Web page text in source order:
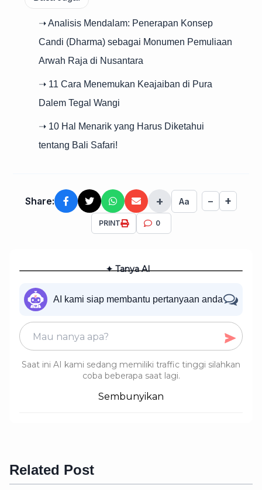
➝ Analisis Mendalam: Penerapan Konsep
Candi (Dharma) sebagai Monumen Pemuliaan
Arwah Raja di Nusantara
➝ 11 Cara Menemukan Keajaiban di Pura
Dalem Tegal Wangi
➝ 10 Hal Menarik yang Harus Diketahui
tentang Bali Safari!
Share: + Aa − +
PRINT 0
✦ Tanya AI
AI kami siap membantu pertanyaan anda
Saat ini AI kami sedang memiliki traffic tinggi silahkan
coba beberapa saat lagi.
Sembunyikan
Related Post